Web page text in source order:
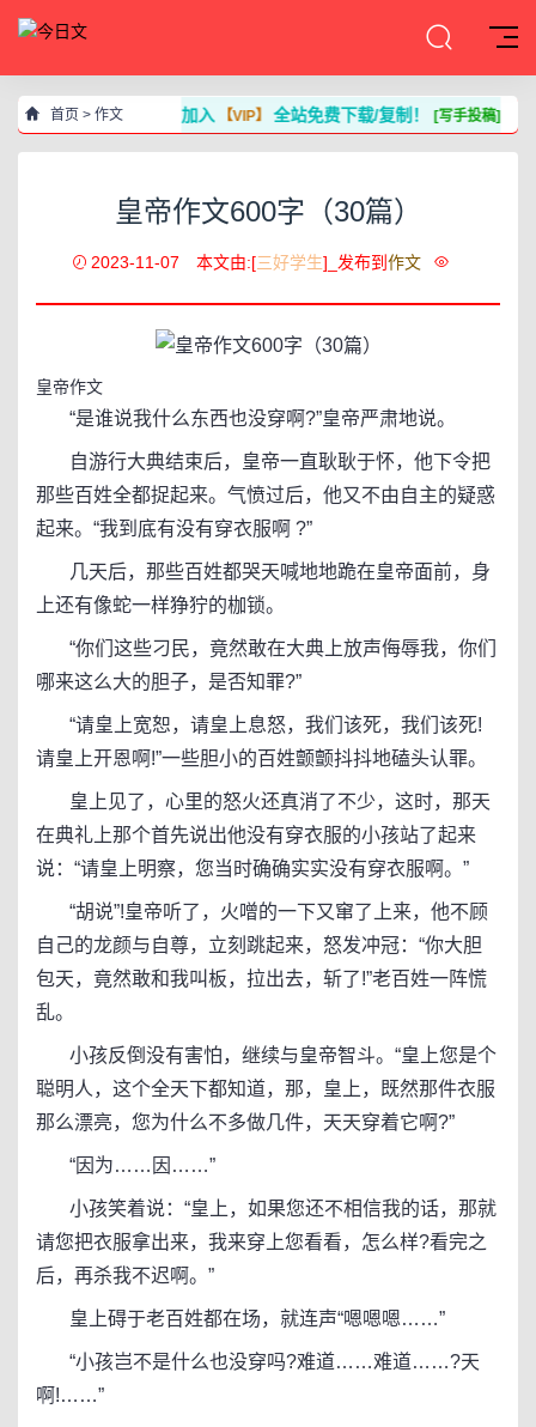
首页 > 作文 加入 【VIP】全站免费下载/复制！[写手投稿]
皇帝作文600字（30篇）
2023-11-07 本文由:[三好学生]_发布到 作文
皇帝作文
“是谁说我什么东西也没穿啊?”皇帝严肃地说。
自游行大典结束后，皇帝一直耿耿于怀，他下令把
那些百姓全都捉起来。气愤过后，他又不由自主的疑惑
起来。“我到底有没有穿衣服啊 ?”
几天后，那些百姓都哭天喊地地跪在皇帝面前，身
上还有像蛇一样狰狞的枷锁。
“你们这些刁民，竟然敢在大典上放声侮辱我，你们
哪来这么大的胆子，是否知罪?”
“请皇上宽恕，请皇上息怒，我们该死，我们该死!
请皇上开恩啊!”一些胆小的百姓颤颤抖抖地磕头认罪。
皇上见了，心里的怒火还真消了不少，这时，那天
在典礼上那个首先说出他没有穿衣服的小孩站了起来
说：“请皇上明察，您当时确确实实没有穿衣服啊。”
“胡说”!皇帝听了，火噌的一下又窜了上来，他不顾
自己的龙颜与自尊，立刻跳起来，怒发冲冠：“你大胆
包天，竟然敢和我叫板，拉出去，斩了!”老百姓一阵慌
乱。
小孩反倒没有害怕，继续与皇帝智斗。“皇上您是个
聪明人，这个全天下都知道，那，皇上，既然那件衣服
那么漂亮，您为什么不多做几件，天天穿着它啊?”
“因为……因……”
小孩笑着说：“皇上，如果您还不相信我的话，那就
请您把衣服拿出来，我来穿上您看看，怎么样?看完之
后，再杀我不迟啊。”
皇上碍于老百姓都在场，就连声“嗯嗯嗯……”
“小孩岂不是什么也没穿吗?难道……难道……?天
啊!……”